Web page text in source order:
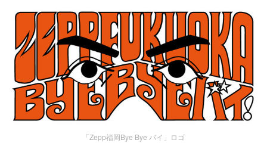
「Zepp福岡Bye Bye バイ」ロゴ